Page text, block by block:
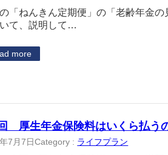
「ねんきん定期便」の「老齢年金
て、説明して…
more
厚生年金保険料はいくら払う
7月7日Category : ライフプラン